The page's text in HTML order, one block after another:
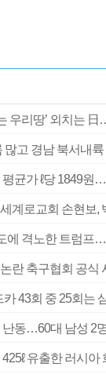
균가 ℓ당 1849원
세계로교회 손현보
43회 중 25회는
난동…60대 남성 2
유출한 러시아